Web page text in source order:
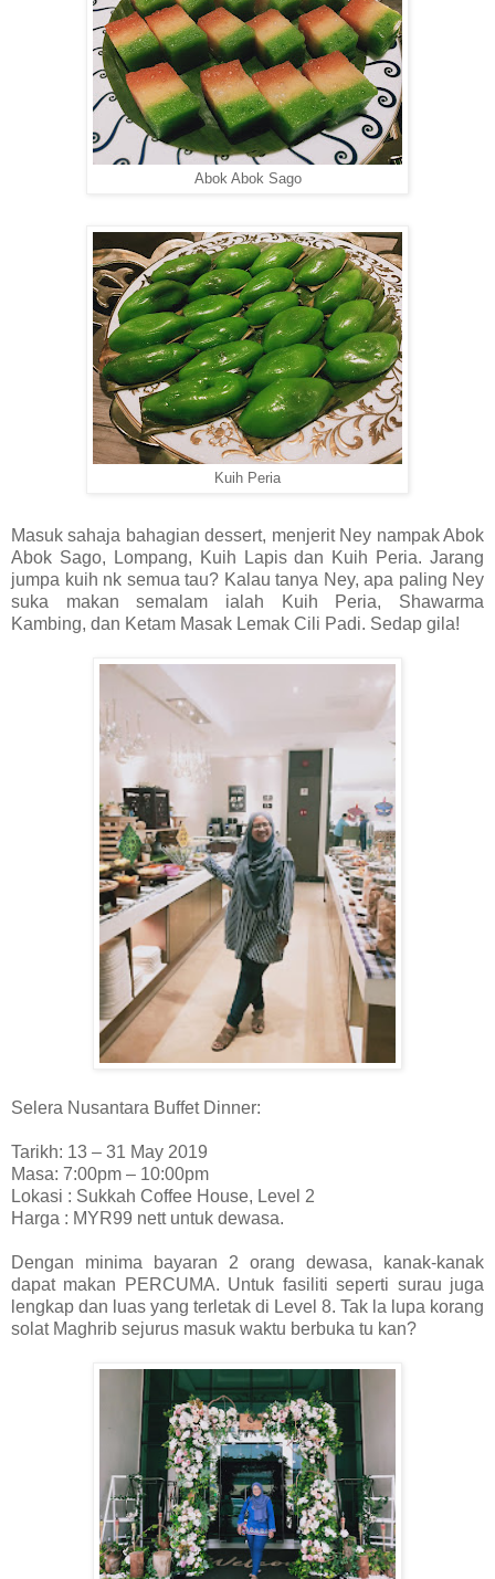
Abok Abok Sago
Kuih Peria
Masuk sahaja bahagian dessert, menjerit Ney nampak Abok
Abok Sago, Lompang, Kuih Lapis dan Kuih Peria. Jarang
jumpa kuih nk semua tau? Kalau tanya Ney, apa paling Ney
suka makan semalam ialah Kuih Peria, Shawarma
Kambing, dan Ketam Masak Lemak Cili Padi. Sedap gila!
Selera Nusantara Buffet Dinner:
Tarikh: 13 – 31 May 2019
Masa: 7:00pm – 10:00pm
Lokasi : Sukkah Coffee House, Level 2
Harga : MYR99 nett untuk dewasa.
Dengan minima bayaran 2 orang dewasa, kanak-kanak
dapat makan PERCUMA. Untuk fasiliti seperti surau juga
lengkap dan luas yang terletak di Level 8. Tak la lupa korang
solat Maghrib sejurus masuk waktu berbuka tu kan?